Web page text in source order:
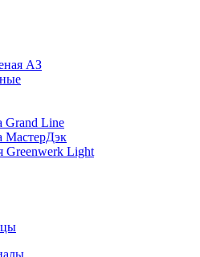
АЗ
Grand Line
МастерДэк
Greenwerk Light